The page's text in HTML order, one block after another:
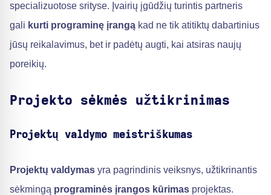
specializuotose srityse. Įvairių įgūdžių turintis partneris
gali kurti programinę įrangą kad ne tik atitiktų dabartinius
jūsų reikalavimus, bet ir padėtų augti, kai atsiras naujų
poreikių.
Projekto sėkmės užtikrinimas
Projektų valdymo meistriškumas
Projektų valdymas yra pagrindinis veiksnys, užtikrinantis
sėkmingą programinės įrangos kūrimas projektas.